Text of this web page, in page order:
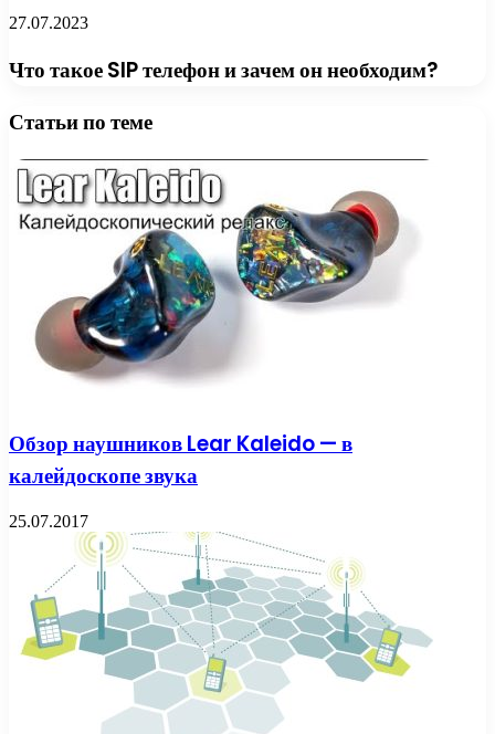
27.07.2023
Что такое SIP телефон и зачем он необходим?
Статьи по теме
Обзор наушников Lear Kaleido — в
калейдоскопе звука
25.07.2017